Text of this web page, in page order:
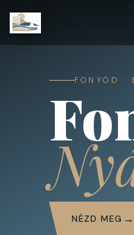
FONYÓD ·
NÉZD MEG